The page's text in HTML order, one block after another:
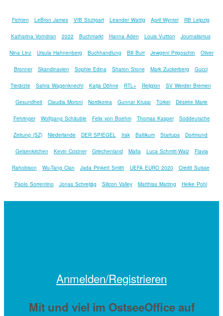
Fichten LeBron James VfB Stuttgart Leander Wattig April Wynter RB Leipzig
Katharina Vorndran 2022 Buchmarkt Hanna Aden Louis Vuitton Journalismus
Nina Linz Ursula Hahnenberg Buchhandlung Bill Burr Jewgeni Prigoschin Oliver
Bronner Skandinavien Sophie Edina Sharon Stone Mark Zuckerberg Gucci
Tierärzte Sahra Wagenknecht Katja Döhne RTL+ Religion SV Werder Bremen
Gesundheit Claudia Moroni Nordkorea Gunnar Krupp Türkei Désirée Marie
Fehringer Wolfgang Schäuble Felix von Boehm Thomas Kasper Süddeutsche
Zeitung (SZ) Niederlande DER SPIEGEL Irak Baltikum Startups Dortmund
Gelsenkirchen Kevin Costner Griechenland Mafia Luca Schmitt-Walz Flavia
Rahobison Wu-Tang Clan Jada Pinkett Smith UEFA EURO 2020 Credit Suisse
Paolo Sorrentino Jonas Schreijäg Silicon Valley Matthias Matting Heike Pohl
Anmelden/Registrieren
Mit und viel im OstseeOffice auf